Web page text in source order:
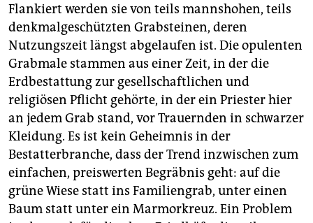
Flankiert werden sie von teils mannshohen, teils
denkmalgeschützten Grabsteinen, deren
Nutzungszeit längst abgelaufen ist. Die opulenten
Grabmale stammen aus einer Zeit, in der die
Erdbestattung zur gesellschaftlichen und
religiösen Pflicht gehörte, in der ein Priester hier
an jedem Grab stand, vor Trauernden in schwarzer
Kleidung. Es ist kein Geheimnis in der
Bestatterbranche, dass der Trend inzwischen zum
einfachen, preiswerten Begräbnis geht: auf die
grüne Wiese statt ins Familiengrab, unter einen
Baum statt unter ein Marmorkreuz. Ein Problem